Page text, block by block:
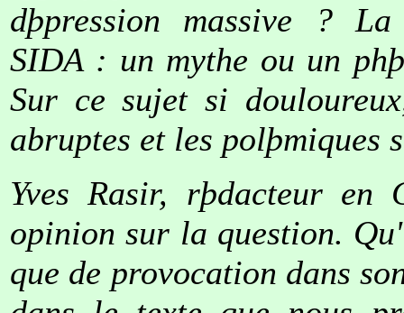
dþpression massive ?
SIDA : un mythe ou un
Sur ce sujet si
abruptes et les polþmiques
Yves Rasir, rþdacteur
opinion sur la question.
que de provocation dans